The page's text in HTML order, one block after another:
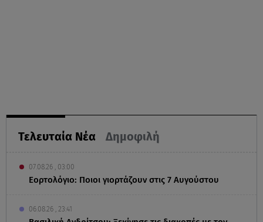
Τελευταία Νέα Δημοφιλή
07.08.26 , 03:00
Εορτολόγιο: Ποιοι γιορτάζουν στις 7 Αυγούστου
06.08.26 , 23:41